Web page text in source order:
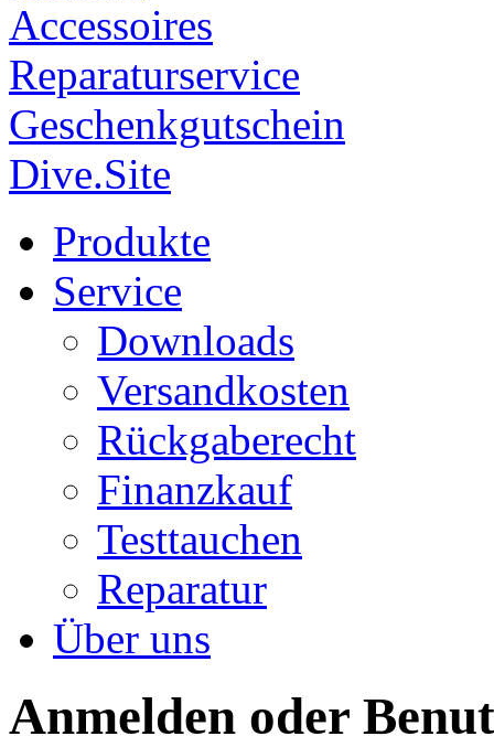
Accessoires
Reparaturservice
Geschenkgutschein
Dive.Site
Produkte
Service
Downloads
Versandkosten
Rückgaberecht
Finanzkauf
Testtauchen
Reparatur
Über uns
Anmelden oder